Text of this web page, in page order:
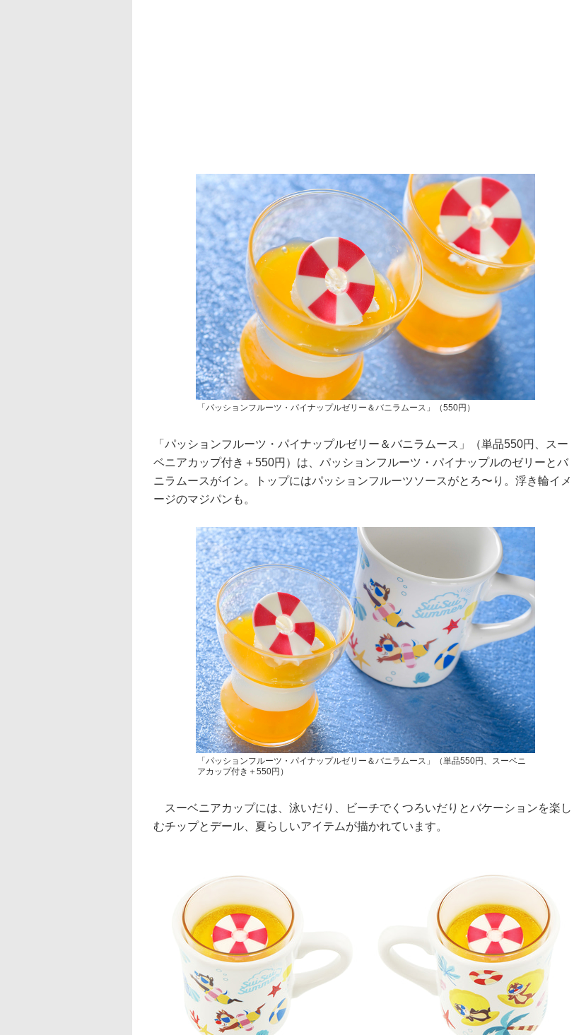
「パッションフルーツ・パイナップルゼリー＆バニラムース」（550円）
「パッションフルーツ・パイナップルゼリー＆バニラムース」（単品550円、スー
ベニアカップ付き＋550円）は、パッションフルーツ・パイナップルのゼリーとバ
ニラムースがイン。トップにはパッションフルーツソースがとろ〜り。浮き輪イメ
ージのマジパンも。
「パッションフルーツ・パイナップルゼリー＆バニラムース」（単品550円、スーベニ
アカップ付き＋550円）
スーベニアカップには、泳いだり、ビーチでくつろいだりとバケーションを楽し
むチップとデール、夏らしいアイテムが描かれています。